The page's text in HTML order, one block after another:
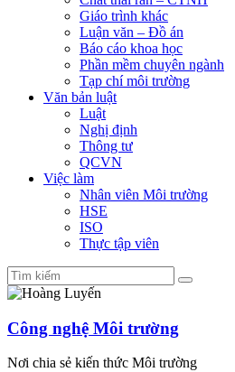
Giáo trình khác
Luận văn – Đồ án
Báo cáo khoa học
Phần mềm chuyên ngành
Tạp chí môi trường
Văn bản luật
Luật
Nghị định
Thông tư
QCVN
Việc làm
Nhân viên Môi trường
HSE
ISO
Thực tập viên
Công nghệ Môi trường
Nơi chia sẻ kiến thức Môi trường